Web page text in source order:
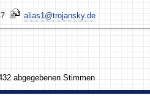
alias1@trojansky.de
abgegebenen Stimmen